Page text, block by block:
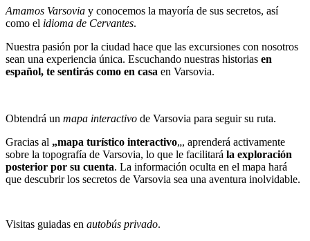
Amamos Varsovia y conocemos la mayoría de sus secretos, así
como el idioma de Cervantes.
Nuestra pasión por la ciudad hace que las excursiones con nosotros
sean una experiencia única. Escuchando nuestras historias en
español, te sentirás como en casa en Varsovia.
Obtendrá un mapa interactivo de Varsovia para seguir su ruta.
Gracias al „mapa turístico interactivo„, aprenderá activamente
sobre la topografía de Varsovia, lo que le facilitará la exploración
posterior por su cuenta. La información oculta en el mapa hará
que descubrir los secretos de Varsovia sea una aventura inolvidable.
Visitas guiadas en autobús privado.